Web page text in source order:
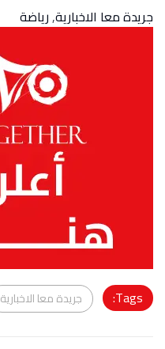
جريدة معا الاخبارية,رياضة
Tags: جريدة معا الاخبارية